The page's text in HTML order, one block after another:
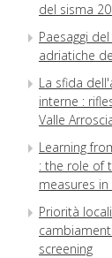
del sisma
Paesaggi
adriatiche
La sfida
interne :
Valle
Learning
: the role of
measures
Priorità
screening